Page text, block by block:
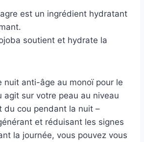
est un ingrédient hydratant
soutient et hydrate la
nuit anti-âge au monoï pour le
agit sur votre peau au niveau
du cou pendant la nuit –
et réduisant les signes
la journée, vous pouvez vous